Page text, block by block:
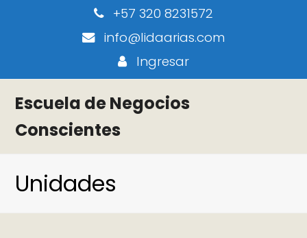
+57 320 8231572
info@lidaarias.com
Ingresar
Escuela de Negocios
Conscientes
Unidades